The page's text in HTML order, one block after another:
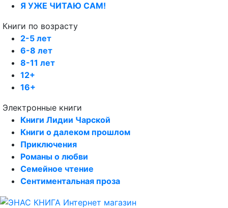
Я УЖЕ ЧИТАЮ САМ!
Книги по возрасту
2-5 лет
6-8 лет
8-11 лет
12+
16+
Электронные книги
Книги Лидии Чарской
Книги о далеком прошлом
Приключения
Романы о любви
Семейное чтение
Сентиментальная проза